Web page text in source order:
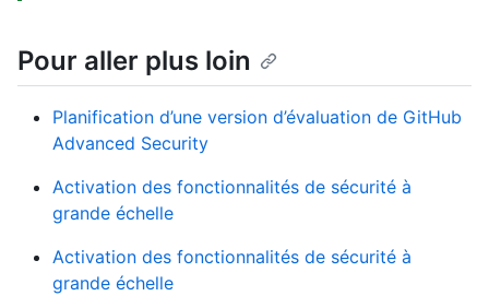
Pour aller plus loin
Planification d’une version d’évaluation de GitHub
Advanced Security
Activation des fonctionnalités de sécurité à
grande échelle
Activation des fonctionnalités de sécurité à
grande échelle